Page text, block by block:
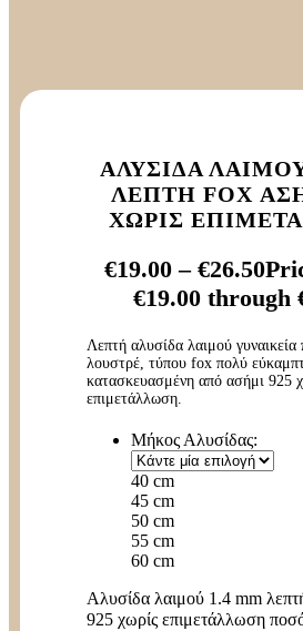
ΑΛΥΣΊΔΑ
ΛΕΠΤΉ FOX
ΧΩΡΊΣ
€19.00 – €26.50
€19.00 through
Λεπτή αλυσίδα λαιμού
λουστρέ, τύπου fox πολύ
κατασκευασμένη από ασήμι 925
επιμετάλλωση.
Μήκος Αλυσίδας:
40 cm
45 cm
50 cm
55 cm
60 cm
Αλυσίδα λαιμού 1.4 mm
925 χωρίς επιμετάλλωση